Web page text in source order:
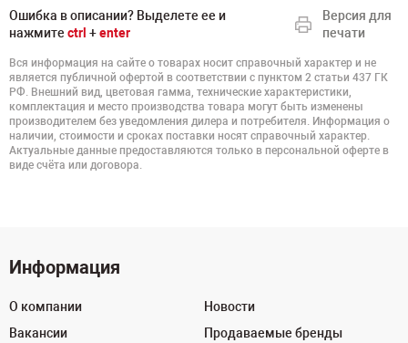
Ошибка в описании? Выделете ее и
нажмите ctrl +enter
Версия для
печати
Вся информация на сайте о товарах носит справочный характер и не
является публичной офертой в соответствии с пунктом 2 статьи 437 ГК
РФ. Внешний вид, цветовая гамма, технические характеристики,
комплектация и место производства товара могут быть изменены
производителем без уведомления дилера и потребителя. Информация о
наличии, стоимости и сроках поставки носят справочный характер.
Актуальные данные предоставляются только в персональной оферте в
виде счёта или договора.
Информация
О компании
Вакансии
Новости
Продаваемые бренды